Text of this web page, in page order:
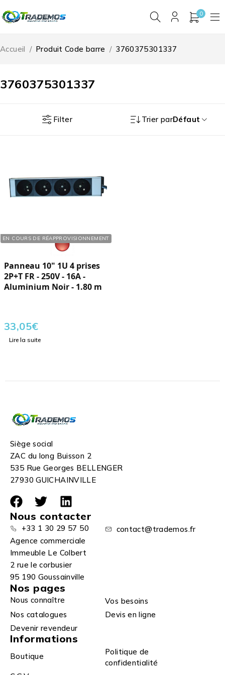
0
3760375301337
Accueil / Produit Code barre / 3760375301337
Filter Trier parDéfaut
EN COURS DE RÉAPPROVISIONNEMENT
Réf. : 770136
Panneau 10" 1U 4 prises
2P+T FR - 250V - 16A -
Aluminium Noir - 1.80 m
33,05€
Lire la suite
Siège social
ZAC du long Buisson 2
535 Rue Georges BELLENGER
27930 GUICHAINVILLE
Nous contacter
+33 1 30 29 57 50
contact@trademos.fr
Agence commerciale
Immeuble Le Colbert
2 rue le corbusier
95 190 Goussainville
Nos pages
Nous connaître
Vos besoins
Nos catalogues
Devis en ligne
Devenir revendeur
Informations
Boutique
Politique de
confidentialité